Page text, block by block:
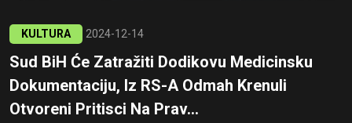
KULTURA 2024-12-14
Sud BiH Će Zatražiti Dodikovu Medicinsku
Dokumentaciju, Iz RS-A Odmah Krenuli
Otvoreni Pritisci Na Prav...